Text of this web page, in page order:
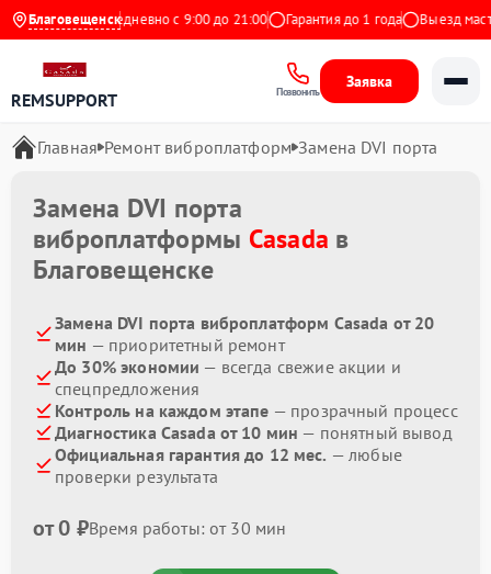
Благовещенск
на Яндекс Ежедневно с 9:00 до 21:00 Гарантия до 1 года Выезд
REMSUPPORT Позвонить
Заявка
Главная Ремонт виброплатформ Замена DVI порта
Замена DVI порта
виброплатформы Casada в
Благовещенске
Замена DVI порта виброплатформ Casada от 20
мин — приоритетный ремонт
До 30% экономии — всегда свежие акции и
спецпредложения
Контроль на каждом этапе — прозрачный процесс
Диагностика Casada от 10 мин — понятный вывод
Официальная гарантия до 12 мес. — любые
проверки результата
от 0 ₽Время работы: от 30 мин